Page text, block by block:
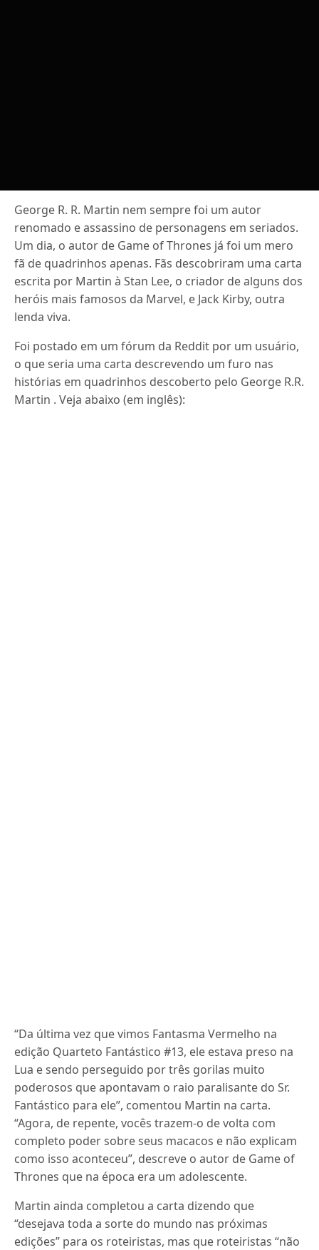
George R. R. Martin nem sempre foi um autor
renomado e assassino de personagens em seriados.
Um dia, o autor de Game of Thrones já foi um mero
fã de quadrinhos apenas. Fãs descobriram uma carta
escrita por Martin à Stan Lee, o criador de alguns dos
heróis mais famosos da Marvel, e Jack Kirby, outra
lenda viva.
Foi postado em um fórum da Reddit por um usuário,
o que seria uma carta descrevendo um furo nas
histórias em quadrinhos descoberto pelo George R.R.
Martin . Veja abaixo (em inglês):
“Da última vez que vimos Fantasma Vermelho na
edição Quarteto Fantástico #13, ele estava preso na
Lua e sendo perseguido por três gorilas muito
poderosos que apontavam o raio paralisante do Sr.
Fantástico para ele”, comentou Martin na carta.
“Agora, de repente, vocês trazem-o de volta com
completo poder sobre seus macacos e não explicam
como isso aconteceu”, descreve o autor de Game of
Thrones que na época era um adolescente.
Martin ainda completou a carta dizendo que
“desejava toda a sorte do mundo nas próximas
edições” para os roteiristas, mas que roteiristas “não